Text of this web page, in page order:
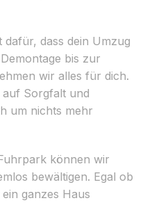
dass dein Umzug
bis zur
wir alles für dich.
Sorgfalt und
um nichts mehr
können wir
bewältigen. Egal ob
ganzes Haus